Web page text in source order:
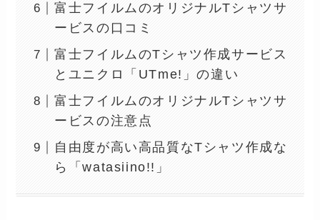
富士フイルムのオリジナルTシャツサ
ービスの口コミ
富士フイルムのTシャツ作成サービス
とユニクロ「UTme!」の違い
富士フイルムのオリジナルTシャツサ
ービスの注意点
自由度が高い高品質なTシャツ作成な
ら「watasiino!!」